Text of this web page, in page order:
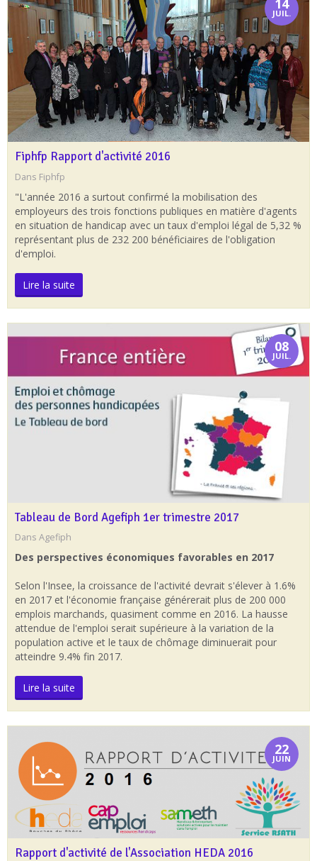
JUIL.
Fiphfp Rapport d'activité 2016
Dans Fiphfp
"L'année 2016 a surtout confirmé la mobilisation des
employeurs des trois fonctions publiques en matière d'agents
en situation de handicap avec un taux d'emploi légal de 5,32 %
représentant plus de 232 200 bénéficiaires de l'obligation
d'emploi.
Lire la suite
08
JUIL.
Tableau de Bord Agefiph 1er trimestre 2017
Dans Agefiph
Des perspectives économiques favorables en 2017
Selon l'Insee, la croissance de l'activité devrait s'élever à 1.6%
en 2017 et l'économie française générerait plus de 200 000
emplois marchands, quasiment comme en 2016. La hausse
attendue de l'emploi serait supérieure à la variation de la
population active et le taux de chômage diminuerait pour
atteindre 9.4% fin 2017.
Lire la suite
22
JUIN
Rapport d'activité de l'Association HEDA 2016